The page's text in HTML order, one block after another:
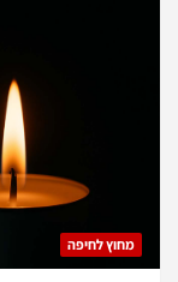
מחוץ לחיפה